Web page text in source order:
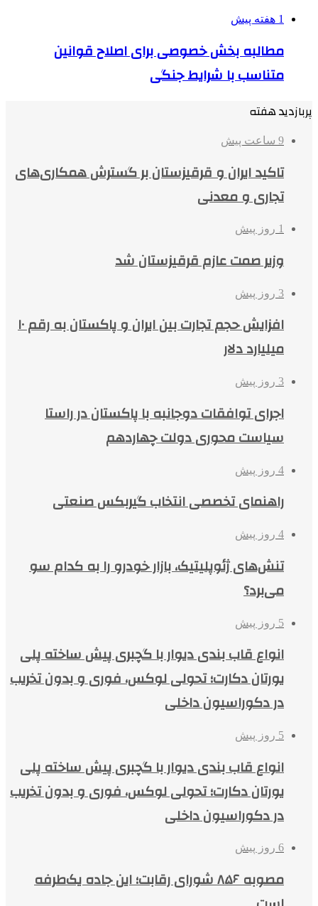
1 هفته پیش
مطالبه بخش خصوصی برای اصلاح قوانین
متناسب با شرایط جنگی
پربازدید هفته
9 ساعت پیش
تاکید ایران و قرقیزستان بر گسترش همکاری‌های
تجاری و معدنی
1 روز پیش
وزیر صمت عازم قرقیزستان شد
3 روز پیش
افزایش حجم تجارت بین ایران و پاکستان به رقم ۱۰
میلیارد دلار
3 روز پیش
اجرای توافقات دوجانبه با پاکستان در راستا
سیاست محوری دولت چهاردهم
4 روز پیش
راهنمای تخصصی انتخاب گیربکس صنعتی
4 روز پیش
تنش‌های ژئوپلیتیک، بازار خودرو را به کدام سو
می‌برد؟
5 روز پیش
انواع قاب بندی دیوار با گچبری پیش ساخته پلی
یورتان دکارت؛ تحولی لوکس، فوری و بدون تخریب
در دکوراسیون داخلی
5 روز پیش
انواع قاب بندی دیوار با گچبری پیش ساخته پلی
یورتان دکارت؛ تحولی لوکس، فوری و بدون تخریب
در دکوراسیون داخلی
6 روز پیش
مصوبه ۸۵۶ شورای رقابت؛ این جاده یک‌طرفه